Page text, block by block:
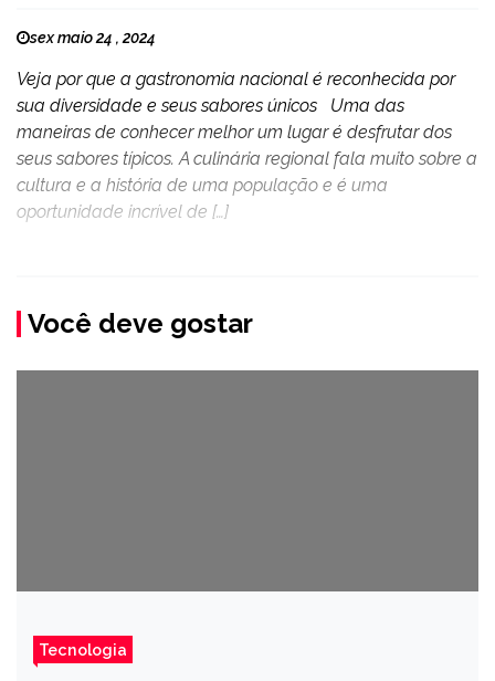
sex maio 24 , 2024
Veja por que a gastronomia nacional é reconhecida por
sua diversidade e seus sabores únicos Uma das
maneiras de conhecer melhor um lugar é desfrutar dos
seus sabores típicos. A culinária regional fala muito sobre a
cultura e a história de uma população e é uma
oportunidade incrível de […]
Você deve gostar
Tecnologia